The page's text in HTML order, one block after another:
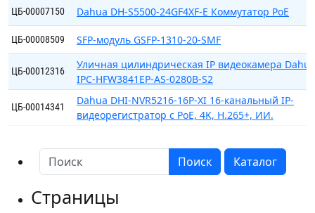
ЦБ-00007150 Dahua DH-S5500-24GF4XF-E Коммутатор PoE
ЦБ-00008509 SFP-модуль GSFP-1310-20-SMF
ЦБ-00012316
Уличная цилиндрическая IP видеокамера
IPC-HFW3841EP-AS-0280B-S2
ЦБ-00014341
Dahua DHI-NVR5216-16P-XI 16-канальный IP-
видеорегистратор с PoE, 4K, H.265+, ИИ.
Поиск Каталог
Страницы